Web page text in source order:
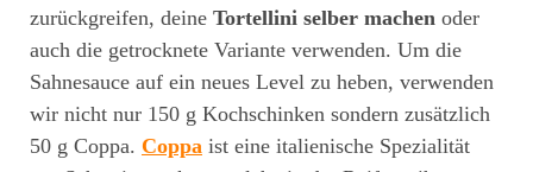
zurückgreifen, deine Tortellini selber machen oder
auch die getrocknete Variante verwenden. Um die
Sahnesauce auf ein neues Level zu heben, verwenden
wir nicht nur 150 g Kochschinken sondern zusätzlich
50 g Coppa. Coppa ist eine italienische Spezialität